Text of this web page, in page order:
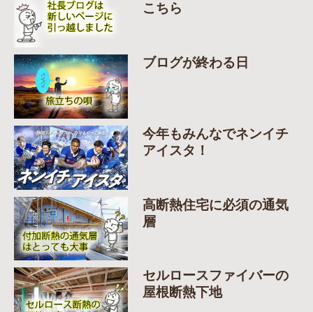
こちら
ブログが終わる日
今年もみんなでネンイチ
アイスタ！
高断熱住宅に必須の通気
層
セルロースファイバーの
屋根断熱下地